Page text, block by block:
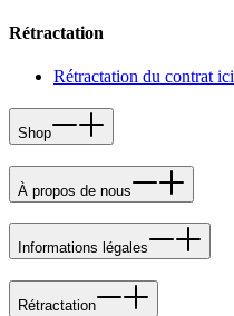
Rétractation
Rétractation du contrat ici
Shop
À propos de nous
Informations légales
Rétractation